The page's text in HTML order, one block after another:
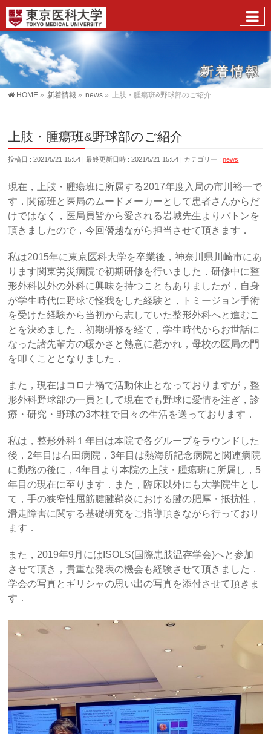
HOME » 新着情報 » news » 上肢・腫瘍班&野球部のご紹介
上肢・腫瘍班&野球部のご紹介
投稿日 : 2021/5/21 15:54 最終更新日時 : 2021/5/21 15:54 カテゴリー :news
現在，上肢・腫瘍班に所属する2017年度入局の市川裕一で
す．関節班と医局のムードメーカーとして患者さんからだ
けではなく，医局員皆から愛される岩城先生よりバトンを
頂きましたので，今回僭越ながら担当させて頂きます．
私は2015年に東京医科大学を卒業後，神奈川県川崎市にあ
ります関東労災病院で初期研修を行いました．研修中に整
形外科以外の外科に興味を持つこともありましたが，自身
が学生時代に野球で怪我をした経験と，トミージョン手術
を受けた経験から当初から志していた整形外科へと進むこ
とを決めました．初期研修を経て，学生時代からお世話に
なった諸先輩方の暖かさと熱意に惹かれ，母校の医局の門
を叩くこととなりました．
また，現在はコロナ禍で活動休止となっておりますが，整
形外科野球部の一員として現在でも野球に愛情を注ぎ，診
療・研究・野球の3本柱で日々の生活を送っております．
私は，整形外科１年目は本院で各グループをラウンドした
後，2年目は右田病院，3年目は熱海所記念病院と関連病院
に勤務の後に，4年目より本院の上肢・腫瘍班に所属し，5
年目の現在に至ります．また，臨床以外にも大学院生とし
て，手の狭窄性屈筋腱腱鞘炎における腱の肥厚・抵抗性，
滑走障害に関する基礎研究をご指導頂きながら行っており
ます．
また，2019年9月にはISOLS(国際患肢温存学会)へと参加
させて頂き，貴重な発表の機会も経験させて頂きました．
学会の写真とギリシャの思い出の写真を添付させて頂きま
す．